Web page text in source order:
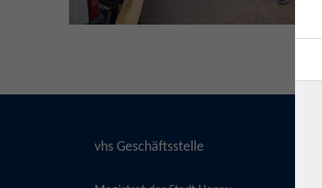
vhs Geschäftsstelle